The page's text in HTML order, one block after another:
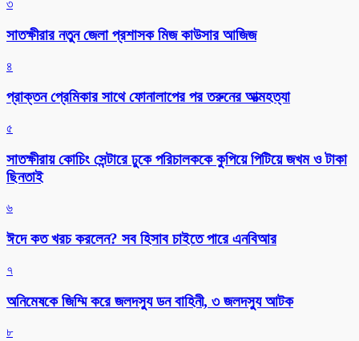
৩
সাতক্ষীরার নতুন জেলা প্রশাসক মিজ কাউসার আজিজ
৪
প্রাক্তন প্রেমিকার সাথে ফোনালাপের পর তরুনের আত্মহত্যা
৫
সাতক্ষীরায় কোচিং সেন্টারে ঢুকে পরিচালককে কুপিয়ে পিটিয়ে জখম ও টাকা
ছিনতাই
৬
ঈদে কত খরচ করলেন? সব হিসাব চাইতে পারে এনবিআর
৭
অনিমেষকে জিম্মি করে জলদস্যু ডন বাহিনী, ৩ জলদস্যু আটক
৮